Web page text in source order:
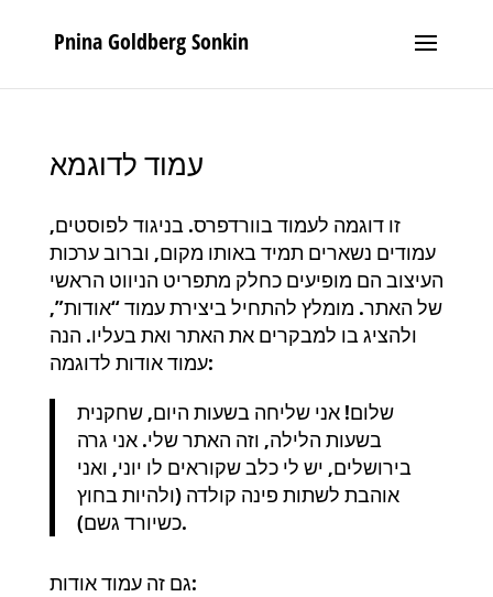
Pnina Goldberg Sonkin
עמוד לדוגמא
זו דוגמה לעמוד בוורדפרס. בניגוד לפוסטים,
עמודים נשארים תמיד באותו מקום, וברוב ערכות
העיצוב הם מופיעים כחלק מתפריט הניווט הראשי
של האתר. מומלץ להתחיל ביצירת עמוד “אודות”,
ולהציג בו למבקרים את האתר ואת בעליו. הנה
עמוד אודות לדוגמה:
שלום! אני שליחה בשעות היום, שחקנית
בשעות הלילה, וזה האתר שלי. אני גרה
בירושלים, יש לי כלב שקוראים לו יוני, ואני
אוהבת לשתות פינה קולדה (ולהיות בחוץ
כשיורד גשם).
גם זה עמוד אודות: